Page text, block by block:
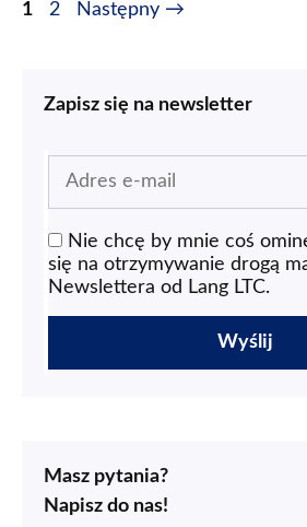
1 2 Następny →
Zapisz się na newsletter
Nie chcę by mnie coś
się na otrzymywanie drogą
Newslettera od Lang LTC.
Masz pytania?
Napisz do nas!